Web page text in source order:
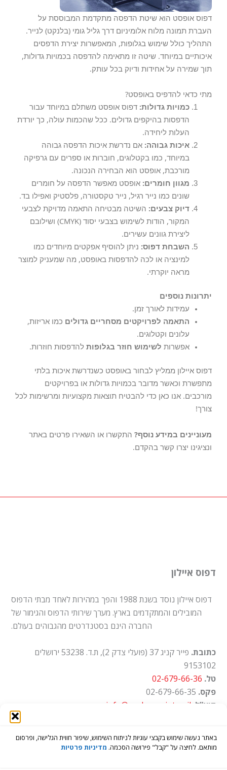
באתר נעשה שימוש בקבצי עוגיות לניתוח השימוש, שיפור חווית הגלישה, ופרסום
מותאם. לחיצה על "קבל" פירושה הסכמה. מדיניות פרטיות
דפוס אופסט הוא שיטת הדפסה מתקדמת המבוססת על
העברת תמונה מלוח אלומיניום דרך גליל גומי (בלנקט) לנייר.
התהליך כולל שימוש בגלופות, המאפשרות יצירת הדפסים
איכותיים במיוחד. שיטה זו מתאימה להדפסה בכמויות גדולות,
תוך שמירה על אחידות ודיוק בכל עותק.
מתי כדאי להדפיס באופסט?
כמויות גדולות: דפוס אופסט משתלם במיוחד עבור
הדפסות בהיקפים גדולים. ככל שהכמות עולה, כך יורדת
העלות ליחידה.
איכות גבוהה: אם נדרשת איכות הדפסה גבוהה
במיוחד, כמו בקטלוגים, חוברות או ספרים עם גרפיקה
מורכבת, אופסט הוא הבחירה הנכונה.
מגוון חומרים: אופסט מאפשר הדפסה על חומרים
שונים כמו נייר רגיל, נייר טקסטורה, פלסטיק ואפילו בד.
דיוק צבעים: השיטה מבטיחה התאמה מדויקת לצבעי
המקור, הודות לשימוש בצבעי יסוד (CMYK) ושילובם
ליצירת גוונים עשירים.
השבחת דפוס: ניתן להוסיף אפקטים מיוחדים כמו
למינציה או לכה להדפסות באופסט, מה שמעניק למוצר
מראה יוקרתי.
יתרונות נוספים
עמידות לאורך זמן.
התאמה לפרויקטים מסחריים גדולים כמו אריזות,
עלונים וקטלוגים.
אפשרות לשימוש חוזר בגלופותלהדפסות חוזרות.
דפוס איילון ממליץ לבחור באופסט כשנדרשת איכות בלתי
מתפשרת וכאשר מדובר בכמויות גדולות או בפרויקטים
מורכבים. אנו כאן כדי להבטיח תוצאות מקצועיות ומרשימות לכל
צורך!
מעוניינים במידע נוסף? התקשרו או השאירו פרטים באתר
ונציגינו יצרו קשר בהקדם.
דפוס איילון
דפוס איילון נוסד בשנת 1988 והפך במהירות לאחד מבתי הדפוס
המובילים והמתקדמים בארץ. מערך שירותי הדפוס והגימור של
החברה הינם בסטנדרטים מהגבוהים בעולם.
כתובת.
פייר קניג 37 (פועלי צדק 2), ת.ד. 53238 ירושלים
9153102
טל. 02-679-66-36
פקס.
דוא”ל. info@ayalon-print.co.il